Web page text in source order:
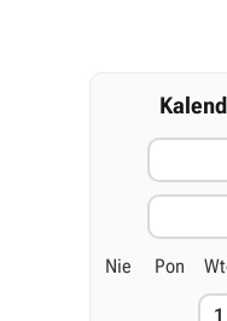
Nie Pon
1